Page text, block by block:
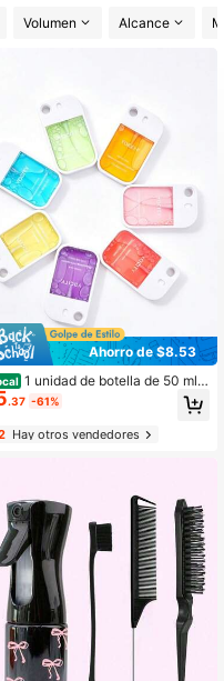
Volumen Alcance
Ahorro de $8.53
1 unidad de botella de 50 ml d
de manos en spray
botella de desinfectante
manos en spray tamaño viaje, bo
de desinfectante de manos en
.37 -61%
Hay otros vendedores